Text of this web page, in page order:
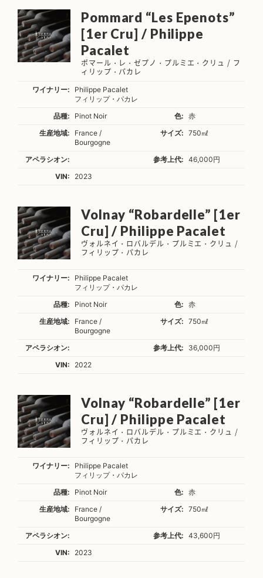
Pommard “Les Epenots”
[1er Cru] / Philippe
Pacalet
ポマール・レ・ゼプノ・プルミエ・クリュ / フ
ィリップ・パカレ
ワイナリー:
Philippe Pacalet
フィリップ・パカレ
品種:
Pinot Noir 色:
赤
生産地域:
France /
Bourgogne
サイズ: 750㎖
アペラシオン: 参考上代:
46,000円
VIN:
2023
Volnay “Robardelle” [1er
Cru] / Philippe Pacalet
ヴォルネイ・ロバルデル・プルミエ・クリュ /
フィリップ・パカレ
ワイナリー:
Philippe Pacalet
フィリップ・パカレ
品種:
Pinot Noir 色:
赤
生産地域:
France /
Bourgogne
サイズ: 750㎖
アペラシオン: 参考上代:
36,000円
VIN:
2022
Volnay “Robardelle” [1er
Cru] / Philippe Pacalet
ヴォルネイ・ロバルデル・プルミエ・クリュ /
フィリップ・パカレ
ワイナリー:
Philippe Pacalet
フィリップ・パカレ
品種:
Pinot Noir 色:
赤
生産地域:
France /
Bourgogne
サイズ: 750㎖
アペラシオン: 参考上代:
43,600円
VIN:
2023